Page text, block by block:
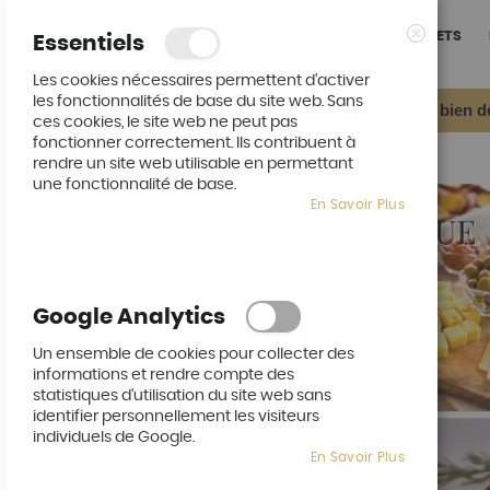
ACCUEIL NOS BUFFETS
Ça fait du bien
ACCUEIL PLATEAU REPAS VIOLET
Skip
images
gallery
Essentiels
Les cookies nécessaires permettent d'activer
les fonctionnalités de base du site web. Sans
ces cookies, le site web ne peut pas
fonctionner correctement. Ils contribuent à
rendre un site web utilisable en permettant
une fonctionnalité de base.
En Savoir Plus
Google Analytics
Un ensemble de cookies pour collecter des
informations et rendre compte des
statistiques d'utilisation du site web sans
identifier personnellement les visiteurs
individuels de Google.
En Savoir Plus